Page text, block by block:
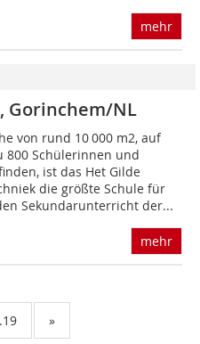
mehr
Gorinchem/NL
von rund 10 000 m2, auf
800 Schülerinnen und
ist das Het Gilde
die größte Schule für
Sekundar­unterricht der...
mehr
»